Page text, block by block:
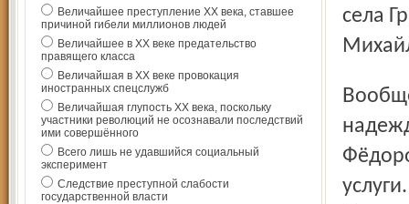
Величайшее преступление ХХ века, ставшее
причиной гибели миллионов людей
Величайшее в ХХ веке предательство
правящего класса
Величайшая в ХХ веке провокация
иностранных спецслужб
Величайшая глупость ХХ века, поскольку
участники революций не осознавали последствий
ими совершённого
Всего лишь не удавшийся социальный
эксперимент
Следствие преступной слабости
государственной власти
села
Вообще-то в четверг на почте выходной, но люди с